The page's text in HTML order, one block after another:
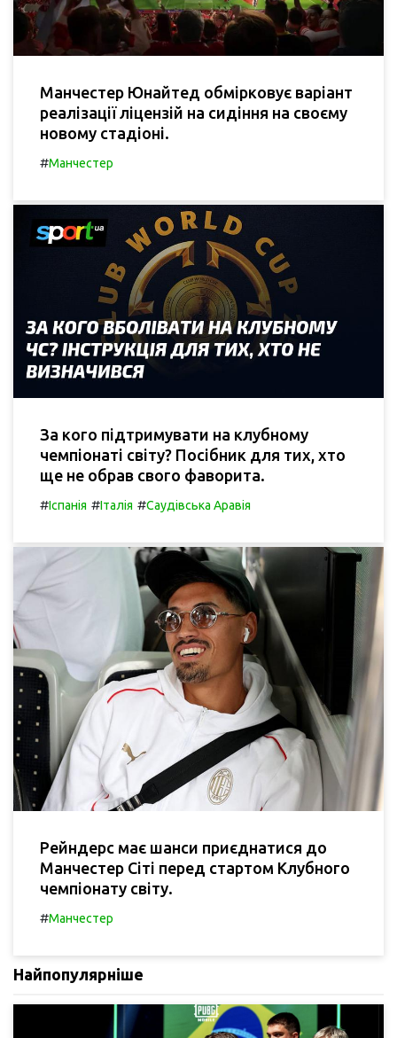
Манчестер Юнайтед обмірковує варіант
реалізації ліцензій на сидіння на своєму
новому стадіоні.
#Манчестер
За кого підтримувати на клубному
чемпіонаті світу? Посібник для тих, хто
ще не обрав свого фаворита.
#Іспанія #Італія #Саудівська Аравія
Рейндерс має шанси приєднатися до
Манчестер Сіті перед стартом Клубного
чемпіонату світу.
#Манчестер
Найпопулярніше